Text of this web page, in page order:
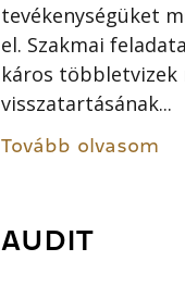
tevékenységüket
el. Szakmai
káros többletvizek
visszatartásának...
Tovább olvasom
AUDIT